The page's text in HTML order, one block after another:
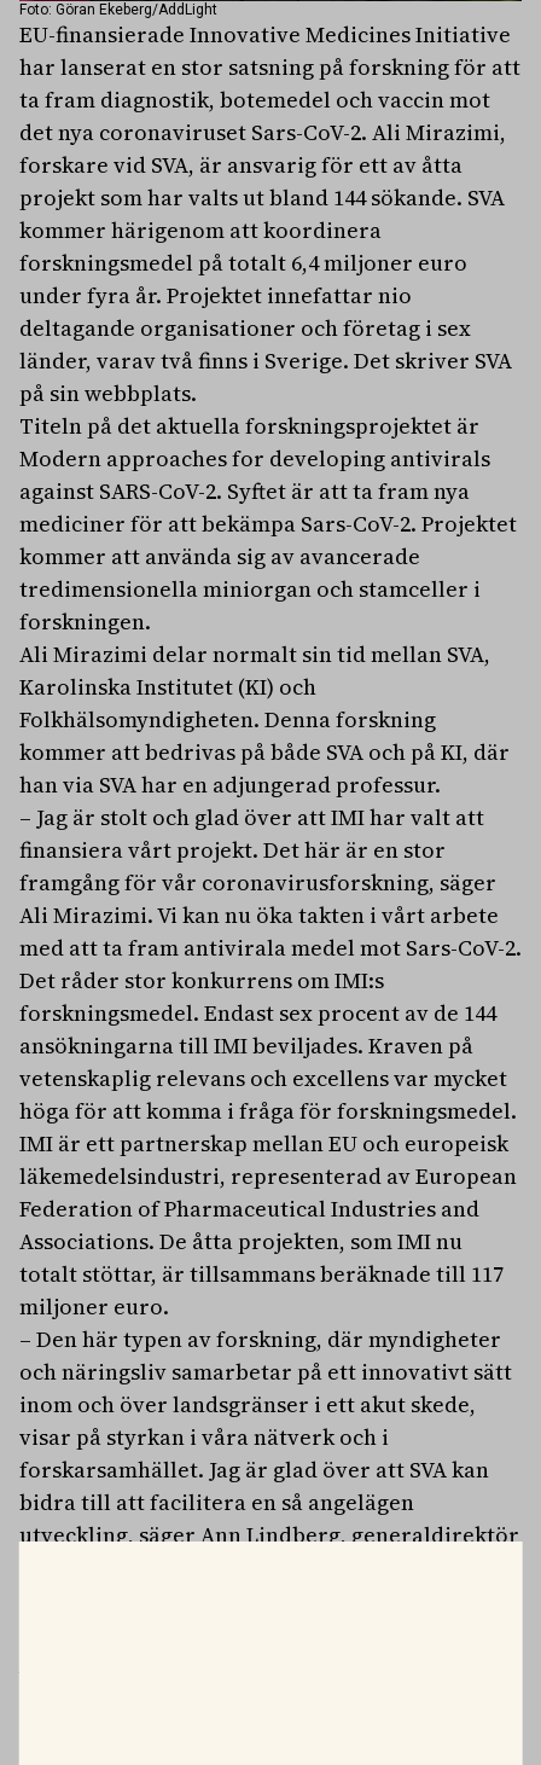
Foto: Göran Ekeberg/AddLight
EU-finansierade Innovative Medicines Initiative
har lanserat en stor satsning på forskning för att
ta fram diagnostik, botemedel och vaccin mot
det nya coronaviruset Sars-CoV-2. Ali Mirazimi,
forskare vid SVA, är ansvarig för ett av åtta
projekt som har valts ut bland 144 sökande. SVA
kommer härigenom att koordinera
forskningsmedel på totalt 6,4 miljoner euro
under fyra år. Projektet innefattar nio
deltagande organisationer och företag i sex
länder, varav två finns i Sverige. Det skriver SVA
på sin webbplats.
Titeln på det aktuella forskningsprojektet är
Modern approaches for developing antivirals
against SARS-CoV-2. Syftet är att ta fram nya
mediciner för att bekämpa Sars-CoV-2. Projektet
kommer att använda sig av avancerade
tredimensionella miniorgan och stamceller i
forskningen.
Ali Mirazimi delar normalt sin tid mellan SVA,
Karolinska Institutet (KI) och
Folkhälsomyndigheten. Denna forskning
kommer att bedrivas på både SVA och på KI, där
han via SVA har en adjungerad professur.
– Jag är stolt och glad över att IMI har valt att
finansiera vårt projekt. Det här är en stor
framgång för vår coronavirusforskning, säger
Ali Mirazimi. Vi kan nu öka takten i vårt arbete
med att ta fram antivirala medel mot Sars-CoV-2.
Det råder stor konkurrens om IMI:s
forskningsmedel. Endast sex procent av de 144
ansökningarna till IMI beviljades. Kraven på
vetenskaplig relevans och excellens var mycket
höga för att komma i fråga för forskningsmedel.
IMI är ett partnerskap mellan EU och europeisk
läkemedelsindustri, representerad av European
Federation of Pharmaceutical Industries and
Associations. De åtta projekten, som IMI nu
totalt stöttar, är tillsammans beräknade till 117
miljoner euro.
– Den här typen av forskning, där myndigheter
och näringsliv samarbetar på ett innovativt sätt
inom och över landsgränser i ett akut skede,
visar på styrkan i våra nätverk och i
forskarsamhället. Jag är glad över att SVA kan
bidra till att facilitera en så angelägen
utveckling, säger Ann Lindberg, generaldirektör